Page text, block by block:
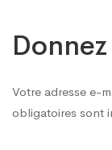
Votre adresse e-
obligatoires sont